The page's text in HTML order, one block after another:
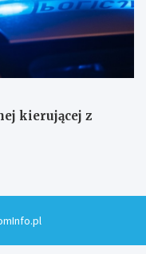
kierującej z